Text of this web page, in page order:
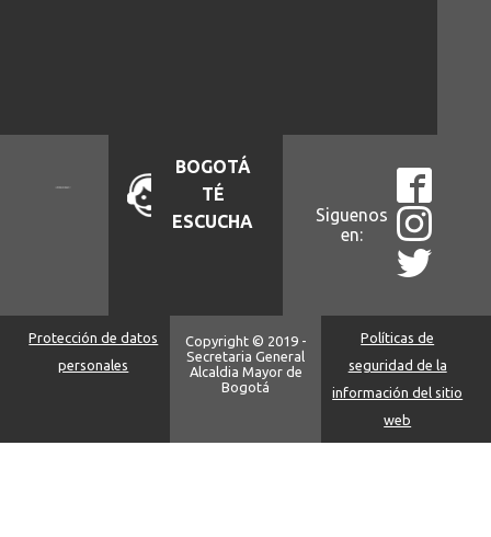
BOGOTÁ
TÉ
ESCUCHA
Siguenos
en:
Protección de datos
personales
Copyright © 2019 -
Secretaria General
Alcaldia Mayor de
Bogotá
Políticas de
seguridad de la
información del sitio
web